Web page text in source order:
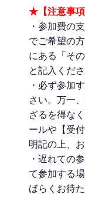
★【注意事項
・参加費の
でご希望の
にある「そ
と記入くださ
・必ず参加
さい。万一
ざるを得な
ールや【受
明記の上、
・遅れての
て参加する
ばらくお待